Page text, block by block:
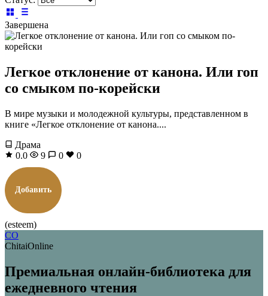
Завершена
Легкое отклонение от канона. Или гоп
со смыком по-корейски
В мире музыки и молодежной культуры, представленном в
книге «Легкое отклонение от канона....
Драма
0.0
9 0 0
Добавить
(esteem)
CO
ChitaiOnline
Премиальная онлайн-библиотека для
ежедневного чтения